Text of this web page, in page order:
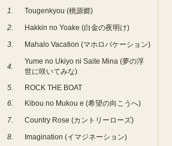
1.
Tougenkyou (桃源郷)
2.
Hakkin no Yoake (白金の夜明け)
3.
Mahalo Vacation (マホロバケーション)
4.
Yume no Ukiyo ni Saite Mina (夢の浮
世に咲いてみな)
5.
ROCK THE BOAT
6.
Kibou no Mukou e (希望の向こうへ)
7.
Country Rose (カントリーローズ)
8.
Imagination (イマジネーション)